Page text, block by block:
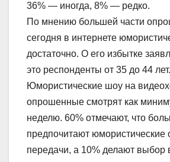
36% — иногда, 8% — редко.
По мнению большей части
сегодня в интернете
достаточно. О его избытке
это респонденты от 35 до 44 лет.
Юмористические шоу на
опрошенные смотрят как
неделю. 60% отмечают, что
предпочитают юмористические
передачи, а 10% делают выбор